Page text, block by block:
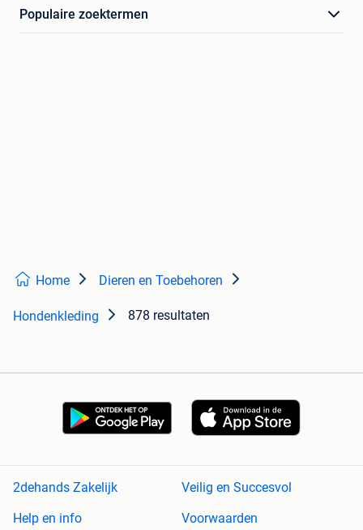
Populaire zoektermen
Home Dieren en Toebehoren
Hondenkleding 878 resultaten
2dehands Zakelijk
Veilig en Succesvol
Help en info
Voorwaarden